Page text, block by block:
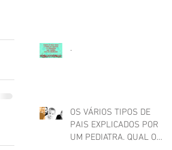
.
OS VÁRIOS TIPOS DE
PAIS EXPLICADOS POR
UM PEDIATRA. QUAL O